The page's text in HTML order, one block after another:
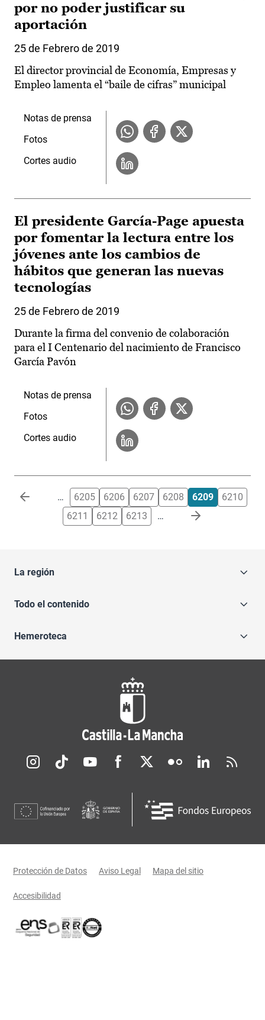
por no poder justificar su
aportación
25 de Febrero de 2019
El director provincial de Economía, Empresas y
Empleo lamenta el “baile de cifras” municipal
Notas de prensa
Fotos
Cortes audio
El presidente García-Page apuesta
por fomentar la lectura entre los
jóvenes ante los cambios de
hábitos que generan las nuevas
tecnologías
25 de Febrero de 2019
Durante la firma del convenio de colaboración
para el I Centenario del nacimiento de Francisco
García Pavón
Notas de prensa
Fotos
Cortes audio
Paginación … 6205 6206 6207 6208 6209
6210
6211
6212 6213 …
La región
Todo el contenido
Hemeroteca
Redes sociales JCCM
Menú legal
Protección de Datos Aviso Legal Mapa del sitio
Accesibilidad